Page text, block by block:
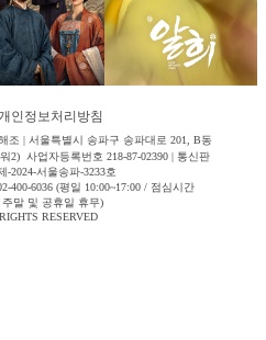
인정보처리방침
조 | 서울특별시 송파구 송파대로 201, B동
2) 사업자등록번호 218-87-02390 | 통신판
-2024-서울송파-3233호
400-6036 (평일 10:00~17:00 / 점심시간
주말 및 공휴일 휴무)
RESERVED